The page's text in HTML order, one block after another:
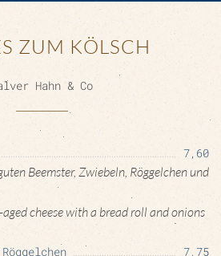
ZUM KÖLSCH
Hahn & Co
7,60
Beemster, Zwiebeln, Röggelchen und
cheese with a bread roll and onions
7,75